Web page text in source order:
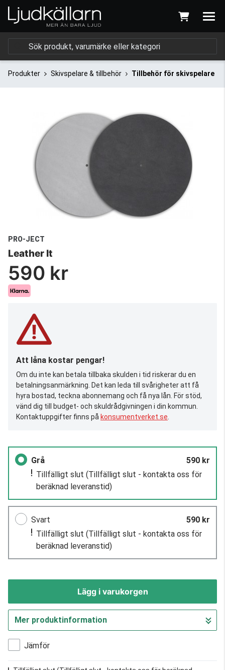
Produkter Skivspelare & tillbehör Tillbehör för skivspelare
PRO-JECT
Leather It
590 kr
Att låna kostar pengar!
Om du inte kan betala tillbaka skulden i tid riskerar du en
betalningsanmärkning. Det kan leda till svårigheter att få
hyra bostad, teckna abonnemang och få nya lån. För stöd,
vänd dig till budget- och skuldrådgivningen i din kommun.
Kontaktuppgifter finns på konsumentverket.se
Grå
590 kr
Tillfälligt slut (Tillfälligt slut - kontakta oss för
beräknad leveranstid)
Svart
590 kr
Tillfälligt slut (Tillfälligt slut - kontakta oss för
beräknad leveranstid)
Lägg i varukorgen
Gå till kassan
Mer produktinformation
Jämför